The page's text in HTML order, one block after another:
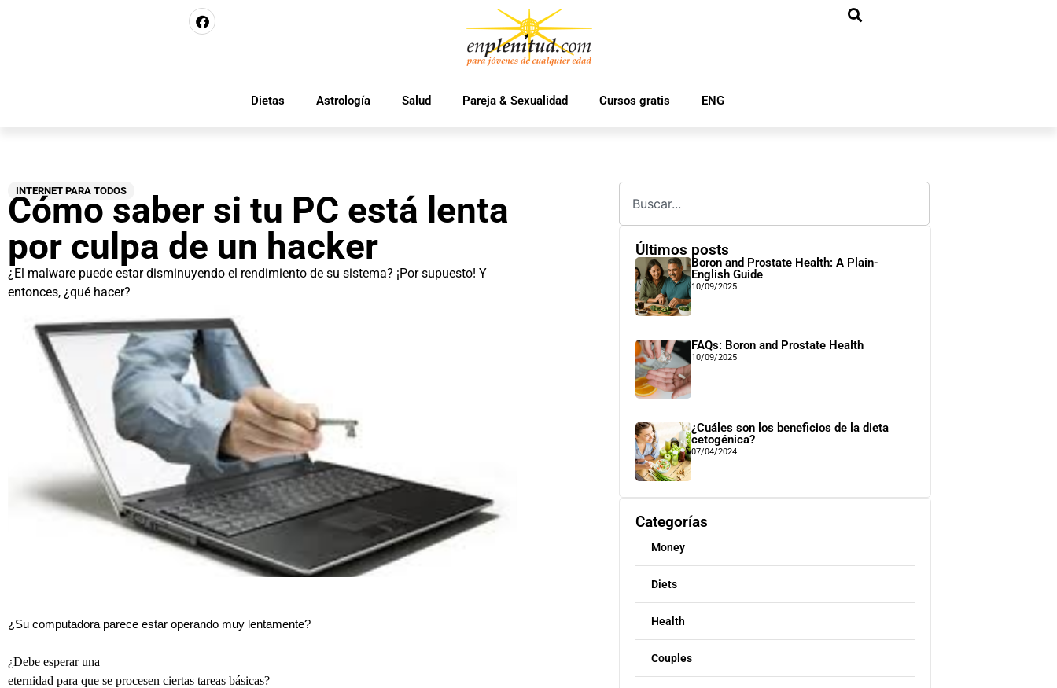
Dietas Astrología Salud Pareja & Sexualidad Cursos gratis ENG
INTERNET PARA TODOS
Cómo saber si tu PC está lenta
por culpa de un hacker
¿El malware puede estar disminuyendo el rendimiento de su sistema? ¡Por supuesto! Y
entonces, ¿qué hacer?
¿Su computadora parece estar operando muy lentamente?
¿Debe esperar una
eternidad para que se procesen ciertas tareas básicas?
Últimos posts
Boron and Prostate Health: A Plain-
English Guide
10/09/2025
FAQs: Boron and Prostate Health
10/09/2025
¿Cuáles son los beneficios de la dieta
cetogénica?
07/04/2024
Categorías
Money
Diets
Health
Couples